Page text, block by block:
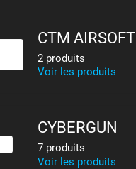
CTM AIRSOFT
2 produits
Voir les produits
CYBERGUN
7 produits
Voir les produits